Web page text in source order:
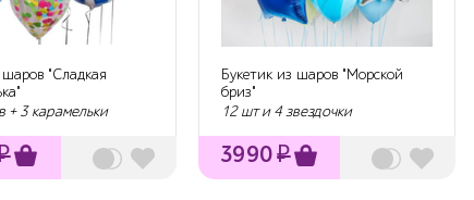
шаров "Сладкая
+ 3 карамельки
Букетик из шаров "Морской
бриз"
12 шт и 4 звездочки
3990₽